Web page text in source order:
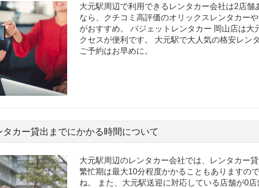
大元駅周辺で利用できるレンタカー会社は2店
なら、クチコミ高評価のオリックスレンタカー
がおすすめ。 バジェットレンタカー 岡山店は
クセスが便利です。 大元駅で大人気の格安レン
ご予約はお早めに。
カー貸出までにかかる時間について
大元駅周辺のレンタカー会社では、レンタカー
繁忙期は最大10分程度かかることもありますの
ね。 また、大元駅送迎に対応している店舗が0